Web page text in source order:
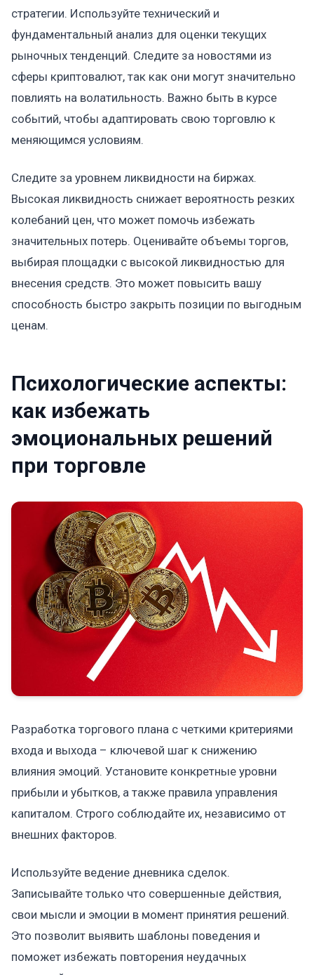
стратегии. Используйте технический и
фундаментальный анализ для оценки текущих
рыночных тенденций. Следите за новостями из
сферы криптовалют, так как они могут значительно
повлиять на волатильность. Важно быть в курсе
событий, чтобы адаптировать свою торговлю к
меняющимся условиям.
Следите за уровнем ликвидности на биржах.
Высокая ликвидность снижает вероятность резких
колебаний цен, что может помочь избежать
значительных потерь. Оценивайте объемы торгов,
выбирая площадки с высокой ликвидностью для
внесения средств. Это может повысить вашу
способность быстро закрыть позиции по выгодным
ценам.
Психологические аспекты:
как избежать
эмоциональных решений
при торговле
Разработка торгового плана с четкими критериями
входа и выхода – ключевой шаг к снижению
влияния эмоций. Установите конкретные уровни
прибыли и убытков, а также правила управления
капиталом. Строго соблюдайте их, независимо от
внешних факторов.
Используйте ведение дневника сделок.
Записывайте только что совершенные действия,
свои мысли и эмоции в момент принятия решений.
Это позволит выявить шаблоны поведения и
поможет избежать повторения неудачных